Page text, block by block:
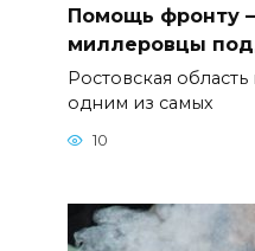
Помощь фронту
миллеровцы
Ростовская область
одним из самых
10